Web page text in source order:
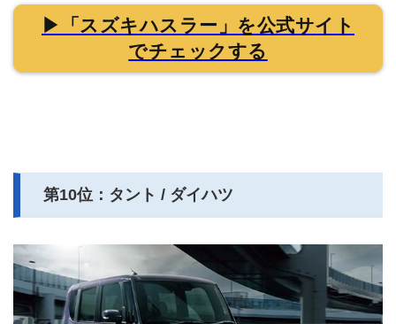
▶「スズキハスラー」を公式サイト
でチェックする
第10位：タント / ダイハツ